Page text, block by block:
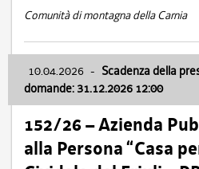
Comunità di montagna della Carnia
10.04.2026 - Scadenza della
domande: 31.12.2026 12:00
152/26 – Azienda
alla Persona “Casa